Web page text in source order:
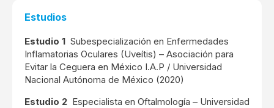
Estudios
Estudio 1 Subespecialización en Enfermedades
Inflamatorias Oculares (Uveítis) – Asociación para
Evitar la Ceguera en México I.A.P / Universidad
Nacional Autónoma de México (2020)
Estudio 2 Especialista en Oftalmología – Universidad